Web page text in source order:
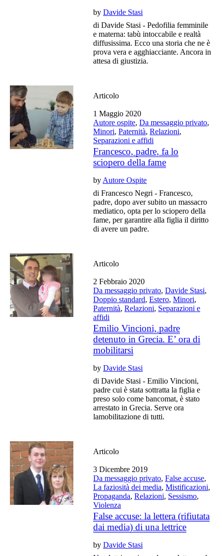
byDavide Stasi
di Davide Stasi - Pedofilia femminile
e materna: tabù intoccabile e realtà
diffusissima. Ecco una storia che ne è
prova vera e agghiacciante. Ancora in
attesa di giustizia.
Articolo
1 Maggio 2020
Autore ospite,Da messaggio privato,
Minori,Paternità,Relazioni,
Separazioni e affidi
Francesco, padre, fa lo
sciopero della fame
by Autore Ospite
di Francesco Negri - Francesco,
padre, dopo aver subito un massacro
mediatico, opta per lo sciopero della
fame, per garantire alla figlia il diritto
di avere un padre.
Articolo
2 Febbraio 2020
Da messaggio privato,Davide Stasi,
Doppio standard,Estero,Minori,
Paternità,Relazioni, Separazioni e
affidi
Emilio Vincioni, padre
detenuto in Grecia. E’ ora di
mobilitarsi
byDavide Stasi
di Davide Stasi - Emilio Vincioni,
padre cui è stata sottratta la figlia e
preso solo come bancomat, è stato
arrestato in Grecia. Serve ora
lamobilitazione di tutti.
Articolo
3 Dicembre 2019
Da messaggio privato,False accuse,
La faziosità dei media,Mistificazioni,
Propaganda,Relazioni, Sessismo,
Violenza
False accuse: la lettera (rifiutata
dai media) di una lettrice
byDavide Stasi